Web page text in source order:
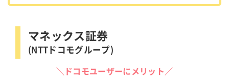
マネックス証券
(NTTドコモグループ)
＼ドコモユーザーにメリット／